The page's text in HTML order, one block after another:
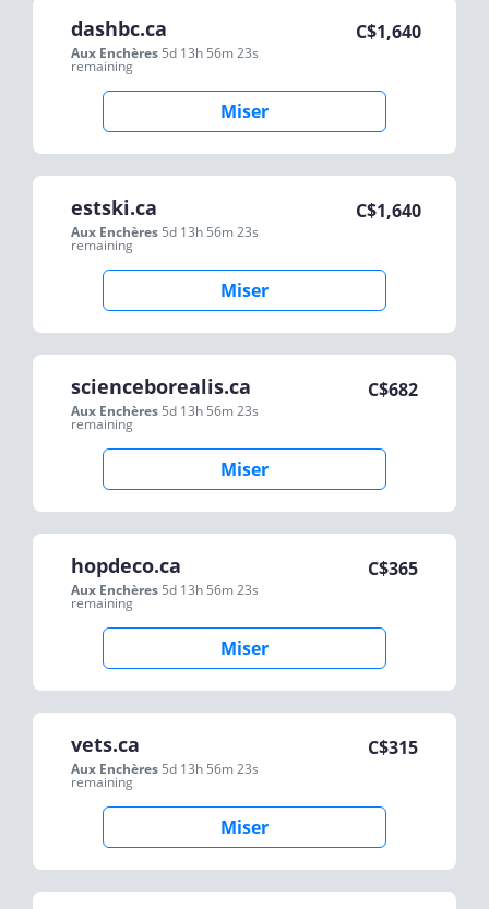
dashbc.ca
Aux Enchères 5d 13h 56m 23s
remaining
C$1,640
Miser
estski.ca
Aux Enchères 5d 13h 56m 23s
remaining
C$1,640
Miser
scienceborealis.ca
Aux Enchères 5d 13h 56m 23s
remaining
C$682
Miser
hopdeco.ca
Aux Enchères 5d 13h 56m 23s
remaining
C$365
Miser
vets.ca
Aux Enchères 5d 13h 56m 23s
remaining
C$315
Miser